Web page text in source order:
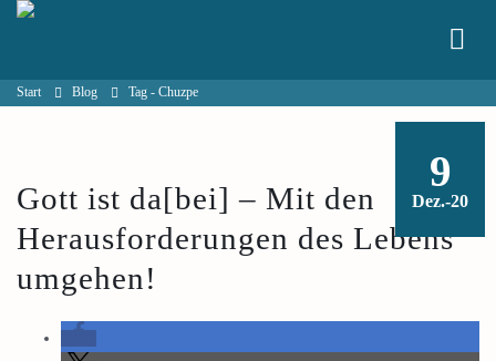
Start Blog Tag - Chuzpe
9
Dez.-20
Gott ist da[bei] – Mit den
Herausforderungen des Lebens
umgehen!